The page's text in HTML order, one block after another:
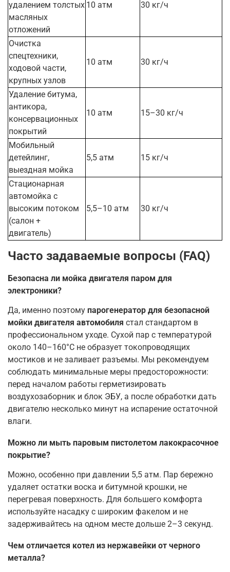
удалением толстых
масляных
отложений
10 атм 30 кг/ч
Очистка
спецтехники,
ходовой части,
крупных узлов
10 атм 30 кг/ч
Удаление битума,
антикора,
консервационных
покрытий
10 атм 15–30 кг/ч
Мобильный
детейлинг,
выездная мойка
5,5 атм 15 кг/ч
Стационарная
автомойка с
высоким потоком
(салон +
двигатель)
5,5–10 атм 30 кг/ч
Часто задаваемые вопросы (FAQ)
Безопасна ли мойка двигателя паром для
электроники?
Да, именно поэтому парогенератор для безопасной
мойки двигателя автомобиля стал стандартом в
профессиональном уходе. Сухой пар с температурой
около 140–160°C не образует токопроводящих
мостиков и не заливает разъемы. Мы рекомендуем
соблюдать минимальные меры предосторожности:
перед началом работы герметизировать
воздухозаборник и блок ЭБУ, а после обработки дать
двигателю несколько минут на испарение остаточной
влаги.
Можно ли мыть паровым пистолетом лакокрасочное
покрытие?
Можно, особенно при давлении 5,5 атм. Пар бережно
удаляет остатки воска и битумной крошки, не
перегревая поверхность. Для большего комфорта
используйте насадку с широким факелом и не
задерживайтесь на одном месте дольше 2–3 секунд.
Чем отличается котел из нержавейки от черного
металла?